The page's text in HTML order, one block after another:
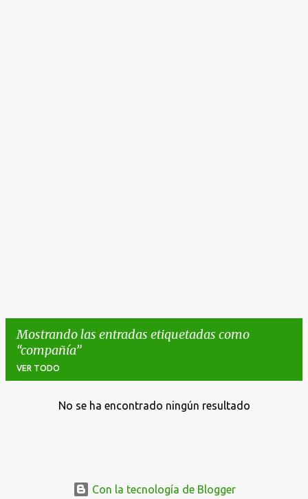
Mostrando las entradas etiquetadas como
compañía
VER TODO
No se ha encontrado ningún resultado
Con la tecnología de Blogger